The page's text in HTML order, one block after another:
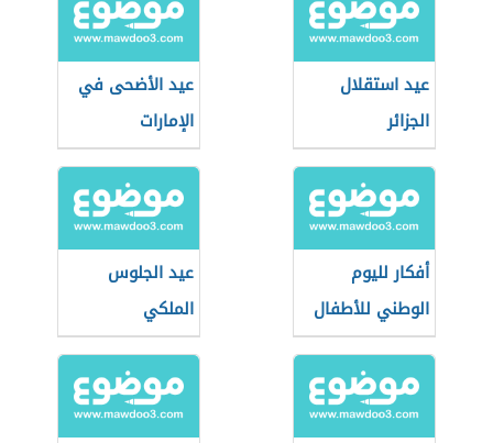
عيد استقلال
الجزائر
عيد الأضحى في
الإمارات
أفكار لليوم
الوطني للأطفال
عيد الجلوس
الملكي